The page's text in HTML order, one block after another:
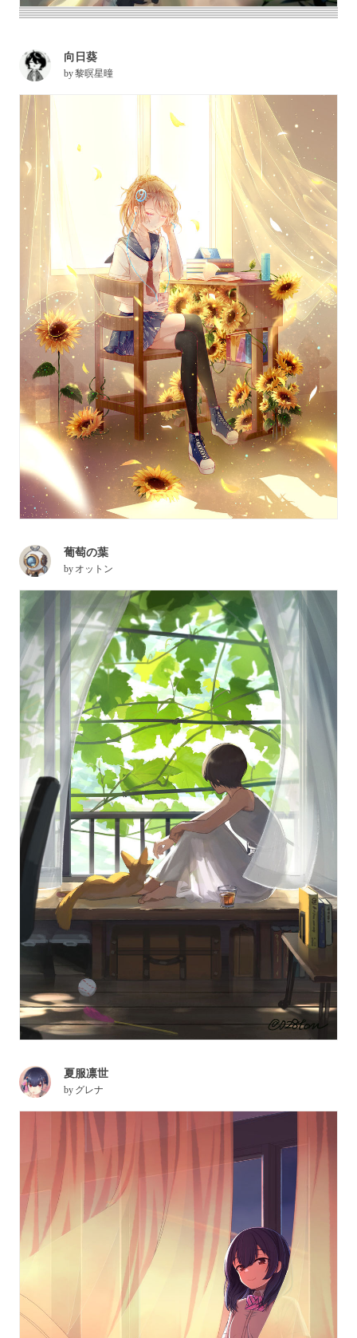
向日葵
by黎暝星曈
葡萄の葉
by オットン
夏服凛世
by グレナ